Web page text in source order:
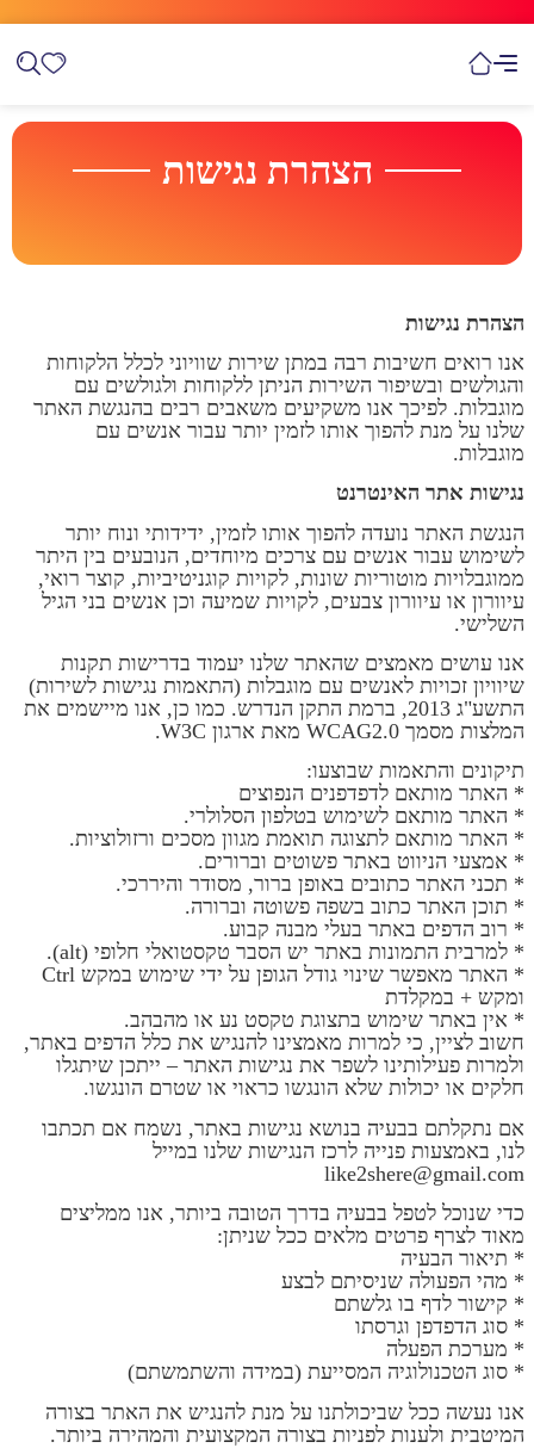
הצהרת נגישות
הצהרת נגישות
אנו רואים חשיבות רבה במתן שירות שוויוני לכלל הלקוחות
והגולשים ובשיפור השירות הניתן ללקוחות ולגולשים עם
מוגבלות. לפיכך אנו משקיעים משאבים רבים בהנגשת האתר
שלנו על מנת להפוך אותו לזמין יותר עבור אנשים עם
מוגבלות.
נגישות אתר האינטרנט
הנגשת האתר נועדה להפוך אותו לזמין, ידידותי ונוח יותר
לשימוש עבור אנשים עם צרכים מיוחדים, הנובעים בין היתר
ממוגבלויות מוטוריות שונות, לקויות קוגניטיביות, קוצר רואי,
עיוורון או עיוורון צבעים, לקויות שמיעה וכן אנשים בני הגיל
השלישי.
אנו עושים מאמצים שהאתר שלנו יעמוד בדרישות תקנות
שיוויון זכויות לאנשים עם מוגבלות (התאמות נגישות לשירות)
התשע"ג 2013, ברמת התקן הנדרש. כמו כן, אנו מיישמים את
המלצות מסמך WCAG2.0 מאת ארגון W3C.
תיקונים והתאמות שבוצעו:
* האתר מותאם לדפדפנים הנפוצים
* האתר מותאם לשימוש בטלפון הסלולרי.
* האתר מותאם לתצוגה תואמת מגוון מסכים ורזולוציות.
* אמצעי הניווט באתר פשוטים וברורים.
* תכני האתר כתובים באופן ברור, מסודר והיררכי.
* תוכן האתר כתוב בשפה פשוטה וברורה.
* רוב הדפים באתר בעלי מבנה קבוע.
* למרבית התמונות באתר יש הסבר טקסטואלי חלופי (alt).
* האתר מאפשר שינוי גודל הגופן על ידי שימוש במקש Ctrl
ומקש + במקלדת
* אין באתר שימוש בתצוגת טקסט נע או מהבהב.
חשוב לציין, כי למרות מאמצינו להנגיש את כלל הדפים באתר,
ולמרות פעילותינו לשפר את נגישות האתר – ייתכן שיתגלו
חלקים או יכולות שלא הונגשו כראוי או שטרם הונגשו.
אם נתקלתם בבעיה בנושא נגישות באתר, נשמח אם תכתבו
לנו, באמצעות פנייה לרכז הנגישות שלנו במייל
like2shere@gmail.com
כדי שנוכל לטפל בבעיה בדרך הטובה ביותר, אנו ממליצים
מאוד לצרף פרטים מלאים ככל שניתן:
* תיאור הבעיה
* מהי הפעולה שניסיתם לבצע
* קישור לדף בו גלשתם
* סוג הדפדפן וגרסתו
* מערכת הפעלה
* סוג הטכנולוגיה המסייעת (במידה והשתמשתם)
אנו נעשה ככל שביכולתנו על מנת להנגיש את האתר בצורה
המיטבית ולענות לפניות בצורה המקצועית והמהירה ביותר.